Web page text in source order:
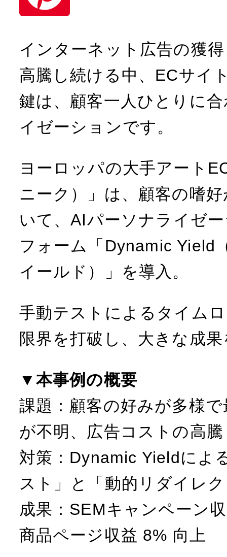
a
k
e
d
I
n
t
r
e
インターネット広告の獲
高騰し続ける中、ECサイ
鍵は、顧客一人ひとりに
イゼーションです。
ヨーロッパの大手アート
ニーク）」は、顧客の嗜
いて、AIパーソナライゼ
フォーム「Dynamic Yield
イールド）」を導入。
手動テストによるタイム
限界を打破し、大きな成
▼本事例の概要
課題：顧客の好みが多様
が不明、広告コストの高騰
対策：Dynamic Yieldによ
スト」と「動的リダイレ
成果：SEMキャンペーン
商品ページ収益 8% 向上